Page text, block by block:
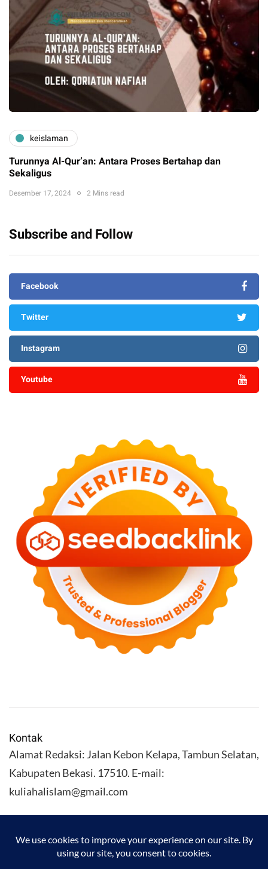
keislaman
Turunnya Al-Qur’an: Antara Proses Bertahap dan
Sekaligus
Desember 17, 2024 2 Mins read
Subscribe and Follow
Facebook
Twitter
Instagram
Youtube
Kontak
Alamat Redaksi: Jalan Kebon Kelapa, Tambun Selatan,
Kabupaten Bekasi. 17510. E-mail:
kuliahalislam@gmail.com